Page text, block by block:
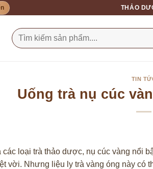
THẢO
Tìm
kiếm:
TIN
Uống trà nụ cúc
loại trà thảo dược, nụ cúc vàng nổi
vời. Nhưng liệu ly trà vàng óng này